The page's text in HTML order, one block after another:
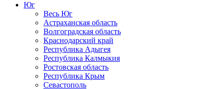
Юг
Весь Юг
Астраханская область
Волгоградская область
Краснодарский край
Республика Адыгея
Республика Калмыкия
Ростовская область
Республика Крым
Севастополь